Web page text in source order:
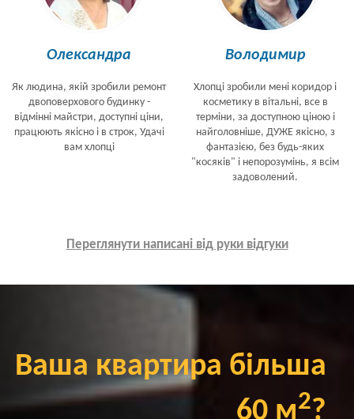
Олександра
Як людина, якій зробили ремонт
двоповерхового будинку -
відмінні майстри, доступні ціни,
працюють якісно і в строк, Удачі
вам хлопці
Володимир
Хлопці зробили мені коридор і
косметику в вітальні, все в
терміни, за доступною ціною і
найголовніше, ДУЖЕ якісно, з
фантазією, без будь-яких
"косяків" і непорозумінь, я всім
задоволений.
Переглянути написані від руки відгуки
Ваша квартира більша
60 м2?